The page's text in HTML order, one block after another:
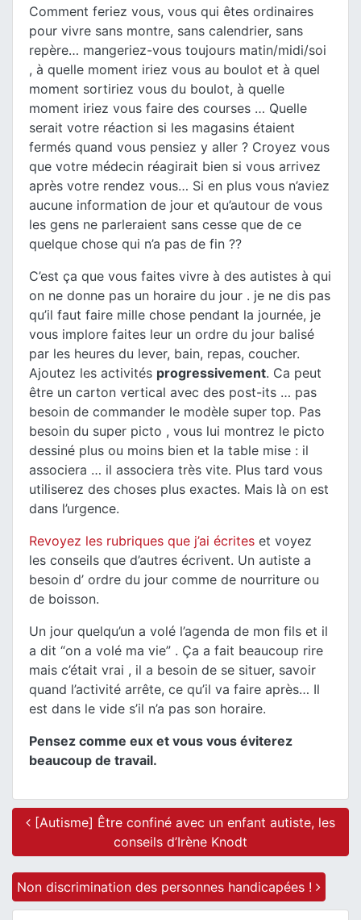
Comment feriez vous, vous qui êtes ordinaires
pour vivre sans montre, sans calendrier, sans
repère… mangeriez-vous toujours matin/midi/soi
, à quelle moment iriez vous au boulot et à quel
moment sortiriez vous du boulot, à quelle
moment iriez vous faire des courses … Quelle
serait votre réaction si les magasins étaient
fermés quand vous pensiez y aller ? Croyez vous
que votre médecin réagirait bien si vous arrivez
après votre rendez vous… Si en plus vous n’aviez
aucune information de jour et qu’autour de vous
les gens ne parleraient sans cesse que de ce
quelque chose qui n’a pas de fin ??
C’est ça que vous faites vivre à des autistes à qui
on ne donne pas un horaire du jour . je ne dis pas
qu’il faut faire mille chose pendant la journée, je
vous implore faites leur un ordre du jour balisé
par les heures du lever, bain, repas, coucher.
Ajoutez les activités progressivement. Ca peut
être un carton vertical avec des post-its … pas
besoin de commander le modèle super top. Pas
besoin du super picto , vous lui montrez le picto
dessiné plus ou moins bien et la table mise : il
associera … il associera très vite. Plus tard vous
utiliserez des choses plus exactes. Mais là on est
dans l’urgence.
Revoyez les rubriques que j’ai écrites et voyez
les conseils que d’autres écrivent. Un autiste a
besoin d’ ordre du jour comme de nourriture ou
de boisson.
Un jour quelqu’un a volé l’agenda de mon fils et il
a dit “on a volé ma vie” . Ça a fait beaucoup rire
mais c’était vrai , il a besoin de se situer, savoir
quand l’activité arrête, ce qu’il va faire après… Il
est dans le vide s’il n’a pas son horaire.
Pensez comme eux et vous vous éviterez
beaucoup de travail.
Post navigation
[Autisme] Être confiné avec un enfant autiste, les
conseils d’Irène Knodt
Non discrimination des personnes handicapées !